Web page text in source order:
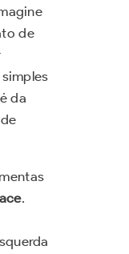
de
da
.